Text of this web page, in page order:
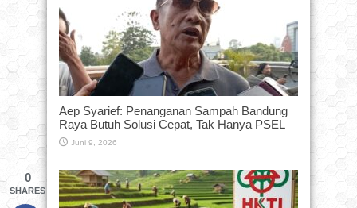
Aep Syarief: Penanganan Sampah Bandung
Raya Butuh Solusi Cepat, Tak Hanya PSEL
Juni 9, 2026
0
SHARES